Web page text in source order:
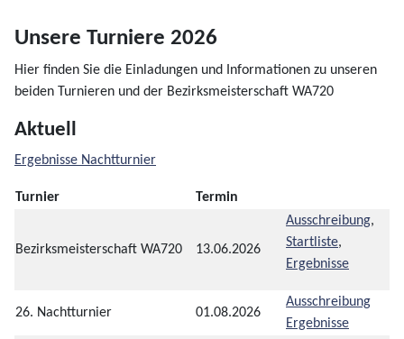
Unsere Turniere 2026
Hier finden Sie die Einladungen und Informationen zu unseren
beiden Turnieren und der Bezirksmeisterschaft WA720
Aktuell
Ergebnisse Nachtturnier
Turnier Termin
Bezirksmeisterschaft WA720 13.06.2026
Ausschreibung,
Startliste,
Ergebnisse
26. Nachtturnier 01.08.2026
Ausschreibung
Ergebnisse